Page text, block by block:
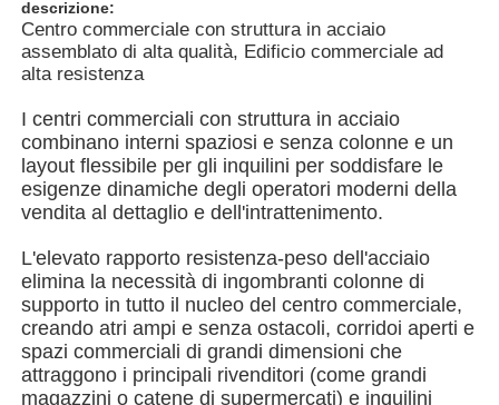
Chi siamo
Fatory Tour
Controllo di qualità
Contattaci
notizie
descrizione:
Centro commerciale con struttura in acciaio
assemblato di alta qualità, Edificio commerciale ad
alta resistenza
I centri commerciali con struttura in acciaio
combinano interni spaziosi e senza colonne e un
layout flessibile per gli inquilini per soddisfare le
esigenze dinamiche degli operatori moderni della
vendita al dettaglio e dell'intrattenimento.
L'elevato rapporto resistenza-peso dell'acciaio
elimina la necessità di ingombranti colonne di
supporto in tutto il nucleo del centro commerciale,
creando atri ampi e senza ostacoli, corridoi aperti e
spazi commerciali di grandi dimensioni che
attraggono i principali rivenditori (come grandi
magazzini o catene di supermercati) e inquilini